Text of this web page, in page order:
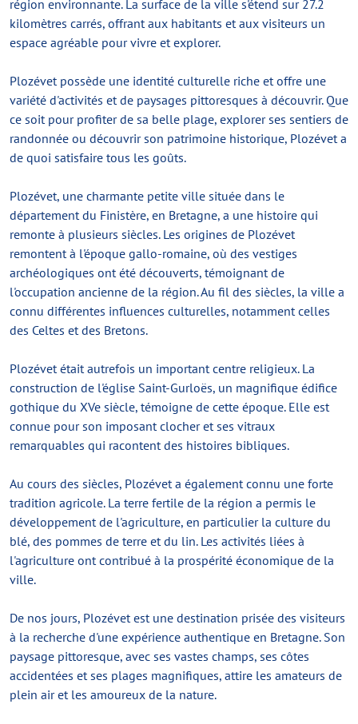
région environnante. La surface de la ville s'étend sur 27.2
kilomètres carrés, offrant aux habitants et aux visiteurs un
espace agréable pour vivre et explorer.
Plozévet possède une identité culturelle riche et offre une
variété d'activités et de paysages pittoresques à découvrir. Que
ce soit pour profiter de sa belle plage, explorer ses sentiers de
randonnée ou découvrir son patrimoine historique, Plozévet a
de quoi satisfaire tous les goûts.
Plozévet, une charmante petite ville située dans le
département du Finistère, en Bretagne, a une histoire qui
remonte à plusieurs siècles. Les origines de Plozévet
remontent à l'époque gallo-romaine, où des vestiges
archéologiques ont été découverts, témoignant de
l'occupation ancienne de la région. Au fil des siècles, la ville a
connu différentes influences culturelles, notamment celles
des Celtes et des Bretons.
Plozévet était autrefois un important centre religieux. La
construction de l'église Saint-Gurloës, un magnifique édifice
gothique du XVe siècle, témoigne de cette époque. Elle est
connue pour son imposant clocher et ses vitraux
remarquables qui racontent des histoires bibliques.
Au cours des siècles, Plozévet a également connu une forte
tradition agricole. La terre fertile de la région a permis le
développement de l'agriculture, en particulier la culture du
blé, des pommes de terre et du lin. Les activités liées à
l'agriculture ont contribué à la prospérité économique de la
ville.
De nos jours, Plozévet est une destination prisée des visiteurs
à la recherche d'une expérience authentique en Bretagne. Son
paysage pittoresque, avec ses vastes champs, ses côtes
accidentées et ses plages magnifiques, attire les amateurs de
plein air et les amoureux de la nature.